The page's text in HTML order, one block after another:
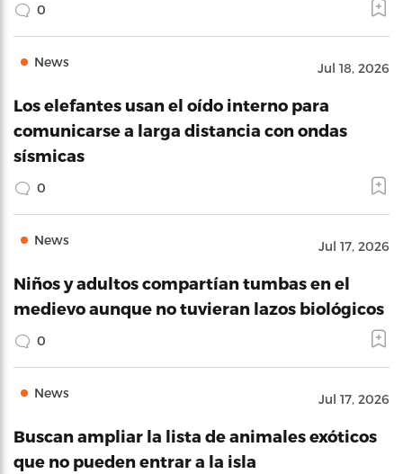
0
News Jul 18, 2026
Los elefantes usan el oído interno para
comunicarse a larga distancia con ondas
sísmicas
0
News Jul 17, 2026
Niños y adultos compartían tumbas en el
medievo aunque no tuvieran lazos biológicos
0
News Jul 17, 2026
Buscan ampliar la lista de animales exóticos
que no pueden entrar a la isla